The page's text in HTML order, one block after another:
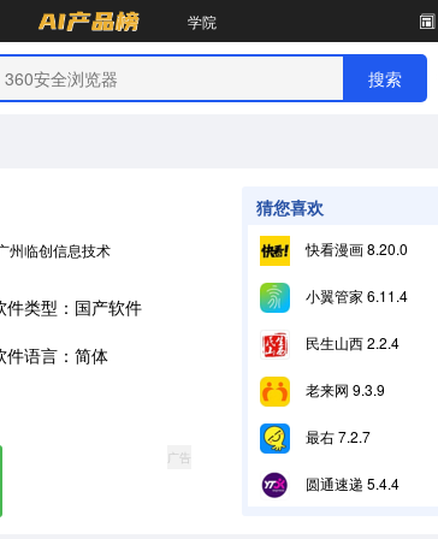
学院
州临创信息技术咨询有限公司
件类型：国产软件
件语言：简体
广告
猜您喜欢
快看漫画 8.20.0
小翼管家 6.11.4
民生山西 2.2.4
老来网 9.3.9
最右 7.2.7
圆通速递 5.4.4